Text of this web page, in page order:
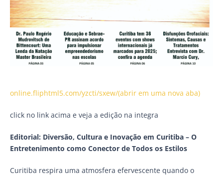
online.fliphtml5.com/yzcti/sxew/(abrir em uma nova aba)
click no link acima e veja a edição na integra
Editorial: Diversão, Cultura e Inovação em Curitiba – O
Entretenimento como Conector de Todos os Estilos
Curitiba respira uma atmosfera efervescente quando o